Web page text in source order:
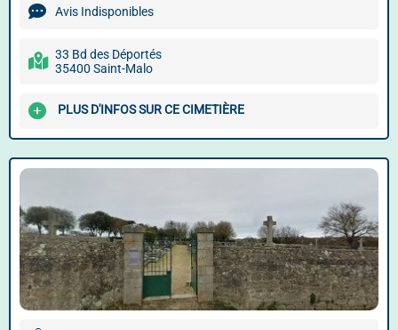
Avis Indisponibles
33 Bd des Déportés
35400 Saint-Malo
PLUS D'INFOS SUR CE CIMETIÈRE